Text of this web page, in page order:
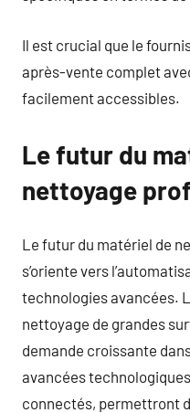
Il est crucial que le
après-vente complet
facilement accessibles.
Le futur du
nettoyage
Le futur du matériel de
s’oriente vers
technologies avancées.
nettoyage de grandes
demande croissante
avancées
connectés, permettront